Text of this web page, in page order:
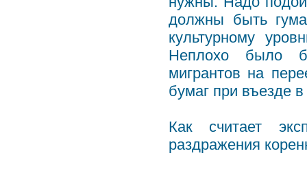
должны быть
культурному
Неплохо было
мигрантов на
бумаг при въезде
Как считает
раздражения